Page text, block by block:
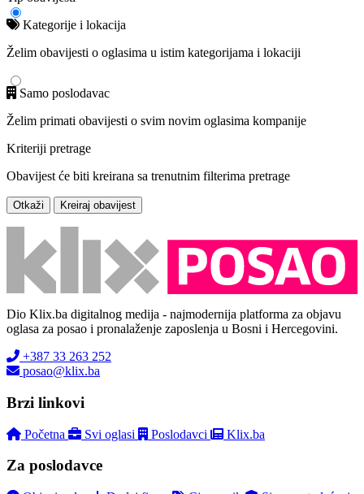
Kategorije i lokacija
Želim obavijesti o oglasima u istim kategorijama i lokaciji
Samo poslodavac
Želim primati obavijesti o svim novim oglasima kompanije
Kriteriji pretrage
Obavijest će biti kreirana sa trenutnim filterima pretrage
Otkaži Kreiraj obavijest
Dio Klix.ba digitalnog medija - najmodernija platforma za objavu
oglasa za posao i pronalaženje zaposlenja u Bosni i Hercegovini.
+387 33 263 252
posao@klix.ba
Brzi linkovi
Početna Svi oglasi Poslodavci Klix.ba
Za poslodavce